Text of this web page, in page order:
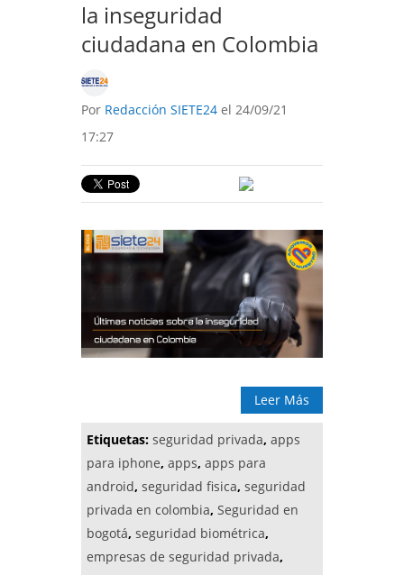
la inseguridad
ciudadana en Colombia
Por Redacción SIETE24 el 24/09/21
17:27
Leer Más
Etiquetas: seguridad privada, apps
para iphone, apps, apps para
android, seguridad fisica, seguridad
privada en colombia, Seguridad en
bogotá, seguridad biométrica,
empresas de seguridad privada,